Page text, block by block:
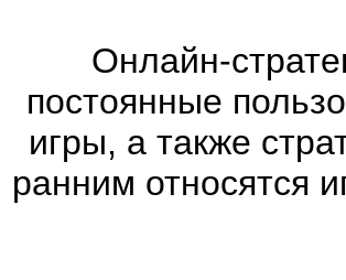
Онлайн-
постоянные
игры, а также
ранним относятся